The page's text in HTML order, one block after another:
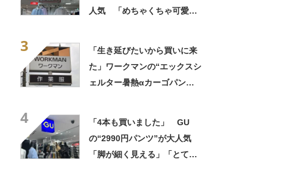
人気 「めちゃくちゃ可愛
3
「生き延びたいから買いに来
た」ワークマンの“エックスシ
ェルター暑熱αカーゴパン
4
「4本も買いました」 GU
の“2990円パンツ”が大人気
「脚が細く見える」「とても